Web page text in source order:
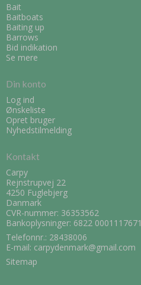
Bait
Baitboats
Baiting up
Barrows
Bid indikation
Se mere
Din konto
Log ind
Ønskeliste
Opret bruger
Nyhedstilmelding
Kontakt
Carpy
Rejnstrupvej 22
4250 Fuglebjerg
Danmark
CVR-nummer: 36353562
Bankoplysninger: 6822 0001117671
Telefonnr.: 28438006
E-mail: carpydenmark@gmail.com
Sitemap